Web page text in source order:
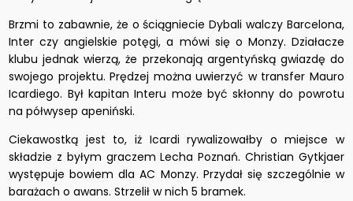
Brzmi to zabawnie, że o ściągniecie Dybali walczy Barcelona,
Inter czy angielskie potęgi, a mówi się o Monzy. Działacze
klubu jednak wierzą, że przekonają argentyńską gwiazdę do
swojego projektu. Prędzej można uwierzyć w transfer Mauro
Icardiego. Był kapitan Interu może być skłonny do powrotu
na półwysep apeniński.
Ciekawostką jest to, iż Icardi rywalizowałby o miejsce w
składzie z byłym graczem Lecha Poznań. Christian Gytkjaer
występuje bowiem dla AC Monzy. Przydał się szczególnie w
barażach o awans. Strzelił w nich 5 bramek.